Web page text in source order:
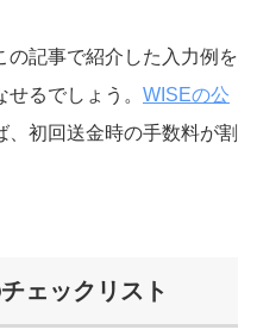
の記事で紹介した入力例を
るでしょう。 WISEの公
、初回送金時の手数料が割
ェックリスト